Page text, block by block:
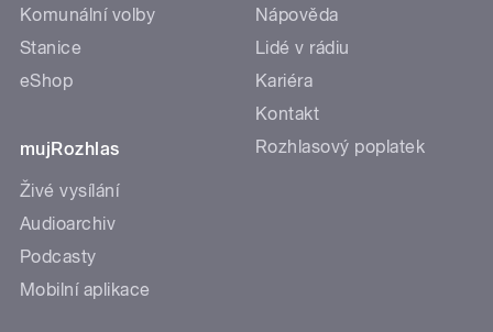
Komunální volby
Stanice
eShop
mujRozhlas
Živé vysílání
Audioarchiv
Podcasty
Mobilní aplikace
Nápověda
Lidé v rádiu
Kariéra
Kontakt
Rozhlasový poplatek